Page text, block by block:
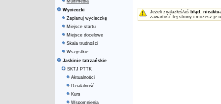
Multimedia
Wycieczki
Zaplanuj wycieczkę
Miejsce startu
Miejsce docelowe
Skala trudności
Wszystkie
Jaskinie tatrzańskie
SKTJ PTTK
Aktualności
Działalność
Kurs
Wspomnienia
Jeżeli znalazłeś/aś błąd ,
zawartość tej strony i możesz je